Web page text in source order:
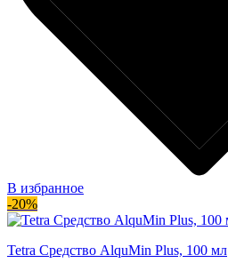
В избранное
-20%
Tetra Средство AlquMin Plus, 100 мл